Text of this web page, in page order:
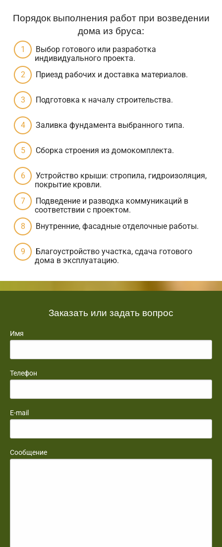
Порядок выполнения работ при возведении
дома из бруса:
Выбор готового или разработка
индивидуального проекта.
Приезд рабочих и доставка материалов.
Подготовка к началу строительства.
Заливка фундамента выбранного типа.
Сборка строения из домокомплекта.
Устройство крыши: стропила, гидроизоляция,
покрытие кровли.
Подведение и разводка коммуникаций в
соответствии с проектом.
Внутренние, фасадные отделочные работы.
Благоустройство участка, сдача готового
дома в эксплуатацию.
Заказать или задать вопрос
Имя
Телефон
E-mail
Сообщение